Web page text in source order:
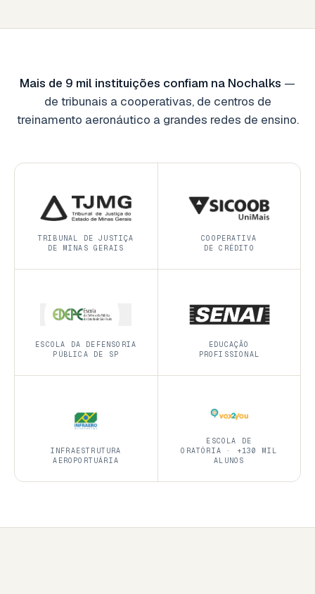
Mais de 9 mil instituições confiam na Nochalks —
de tribunais a cooperativas, de centros de
treinamento aeronáutico a grandes redes de ensino.
TRIBUNAL DE JUSTIÇA
DE MINAS GERAIS
COOPERATIVA
DE CRÉDITO
ESCOLA DA DEFENSORIA
PÚBLICA DE SP
EDUCAÇÃO
PROFISSIONAL
INFRAESTRUTURA
AEROPORTUÁRIA
ESCOLA DE
ORATÓRIA · +130 MIL
ALUNOS